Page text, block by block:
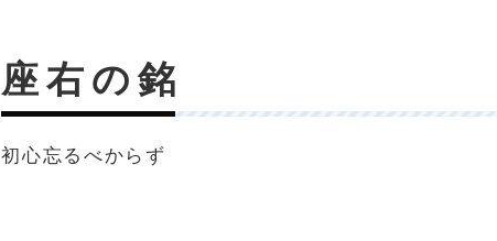
座右の銘
初心忘るべからず